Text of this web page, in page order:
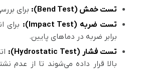
تست خمش (Bend Test):
برای
تست ضربه (Impact Test):
برای
برابر ضربه در دماهای پایین.
تست فشار (Hydrostatic Test):
بالا قرار داده می‌شوند تا از عدم